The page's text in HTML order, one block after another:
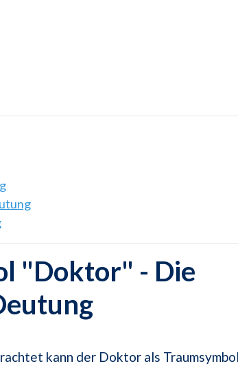
"Doktor" - Die
kann der Doktor als